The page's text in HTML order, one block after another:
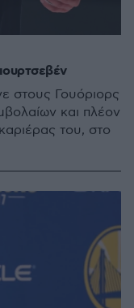
στους Γουόριορς
και πλέον
του, στο